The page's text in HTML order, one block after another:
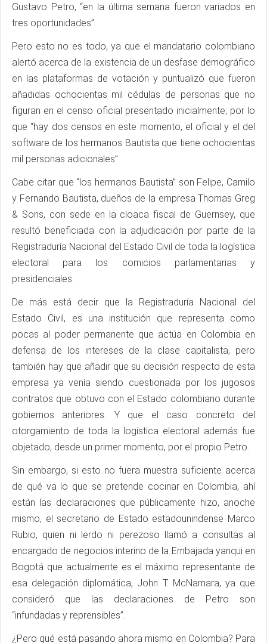
Gustavo Petro, “en la última semana fueron variados en
tres oportunidades”.
Pero esto no es todo, ya que el mandatario colombiano
alertó acerca de la existencia de un desfase demográfico
en las plataformas de votación y puntualizó que fueron
añadidas ochocientas mil cédulas de personas que no
figuran en el censo oficial presentado inicialmente; por lo
que “hay dos censos en este momento, el oficial y el del
software de los hermanos Bautista que tiene ochocientas
mil personas adicionales”.
Cabe citar que “los hermanos Bautista” son Felipe, Camilo
y Fernando Bautista, dueños de la empresa Thomas Greg
& Sons, con sede en la cloaca fiscal de Guernsey, que
resultó beneficiada con la adjudicación por parte de la
Registraduría Nacional del Estado Civil de toda la logística
electoral para los comicios parlamentarias y
presidenciales.
De más está decir que la Registraduría Nacional del
Estado Civil, es una institución que representa como
pocas al poder permanente que actúa en Colombia en
defensa de los intereses de la clase capitalista, pero
también hay que añadir que su decisión respecto de esta
empresa ya venía siendo cuestionada por los jugosos
contratos que obtuvo con el Estado colombiano durante
gobiernos anteriores. Y que el caso concreto del
otorgamiento de toda la logística electoral además fue
objetado, desde un primer momento, por el propio Petro.
Sin embargo, si esto no fuera muestra suficiente acerca
de qué va lo que se pretende cocinar en Colombia, ahí
están las declaraciones que públicamente hizo, anoche
mismo, el secretario de Estado estadounindense Marco
Rubio, quien ni lerdo ni perezoso llamó a consultas al
encargado de negocios interino de la Embajada yanqui en
Bogotá que actualmente es el máximo representante de
esa delegación diplomática, John T. McNamara, ya que
consideró que las declaraciones de Petro son
“infundadas y reprensibles”.
¿Pero qué está pasando ahora mismo en Colombia? Para